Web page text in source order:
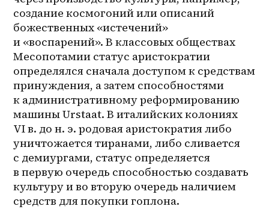
создание космогоний или описаний
божественных «истечений»
и «воспарений». В классовых обществах
Месопотамии статус аристократии
определялся сначала доступом к средствам
принуждения, а затем способностями
к административному реформированию
машины Urstaat. В италийских колониях
VI в. до н. э. родовая аристократия либо
уничтожается тиранами, либо сливается
с демиургами, статус определяется
в первую очередь способностью создавать
культуру и во вторую очередь наличием
средств для покупки гоплона.